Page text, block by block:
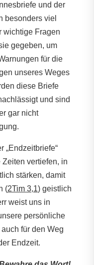
und der
besonders viel
wichtige Fragen
gegeben, um
für die
unseres Weges
diese Briefe
und sind
gar nicht
„Endzeitbriefe“
Zeiten vertiefen, in
stärken, damit
(2Tim 3,1) geistlich
weist uns in
persönliche
für den Weg
Endzeit.